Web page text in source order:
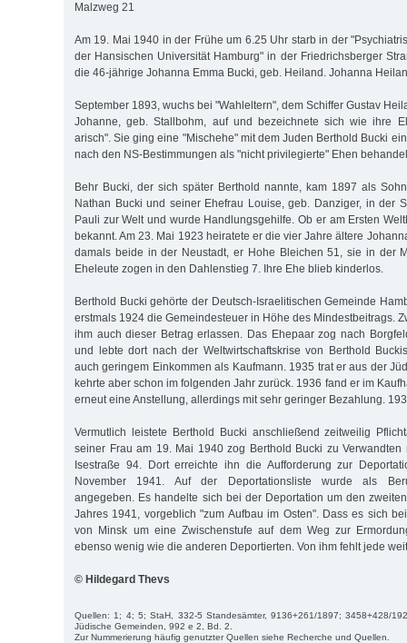
Malzweg 21
Am 19. Mai 1940 in der Frühe um 6.25 Uhr starb in der
der Hansischen Universität Hamburg" in der Friedrichsberger
die 46-jährige Johanna Emma Bucki, geb. Heiland. Johanna
September 1893, wuchs bei "Wahleltern", dem Schiffer Gustav
Johanne, geb. Stallbohm, auf und bezeichnete sich wie ihre
arisch". Sie ging eine "Mischehe" mit dem Juden Berthold Bucki
nach den NS-Bestimmungen als "nicht privilegierte" Ehen
Behr Bucki, der sich später Berthold nannte, kam 1897 als
Nathan Bucki und seiner Ehefrau Louise, geb. Danziger, in der
Pauli zur Welt und wurde Handlungsgehilfe. Ob er am Ersten
bekannt. Am 23. Mai 1923 heiratete er die vier Jahre ältere
damals beide in der Neustadt, er Hohe Bleichen 51, sie in der
Eheleute zogen in den Dahlenstieg 7. Ihre Ehe blieb kinderlos.
Berthold Bucki gehörte der Deutsch-Israelitischen Gemeinde
erstmals 1924 die Gemeindesteuer in Höhe des Mindestbeitrags.
ihm auch dieser Betrag erlassen. Das Ehepaar zog nach
und lebte dort nach der Weltwirtschaftskrise von Berthold
auch geringem Einkommen als Kaufmann. 1935 trat er aus der
kehrte aber schon im folgenden Jahr zurück. 1936 fand er im
erneut eine Anstellung, allerdings mit sehr geringer Bezahlung.
Vermutlich leistete Berthold Bucki anschließend zeitweilig
seiner Frau am 19. Mai 1940 zog Berthold Bucki zu Verwandten
Isestraße 94. Dort erreichte ihn die Aufforderung zur
November 1941. Auf der Deportationsliste wurde als
angegeben. Es handelte sich bei der Deportation um den
Jahres 1941, vorgeblich "zum Aufbau im Osten". Dass es sich
von Minsk um eine Zwischenstufe auf dem Weg zur
ebenso wenig wie die anderen Deportierten. Von ihm fehlt jede
© Hildegard Thevs
Quellen: 1; 4; 5; StaH, 332-5 Standesämter, 9136+261/1897; 3458+428/
Jüdische Gemeinden, 992 e 2, Bd. 2.
Zur Nummerierung häufig genutzter Quellen siehe Recherche und Quellen.